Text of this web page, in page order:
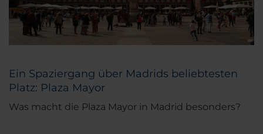
Ein Spaziergang über Madrids beliebtesten
Platz: Plaza Mayor
Was macht die Plaza Mayor in Madrid besonders?